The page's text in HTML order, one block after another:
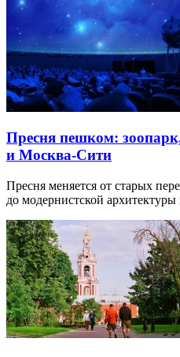
Пресня пешком:
и Москва-Сити
Пресня меняется от старых
до модернистской